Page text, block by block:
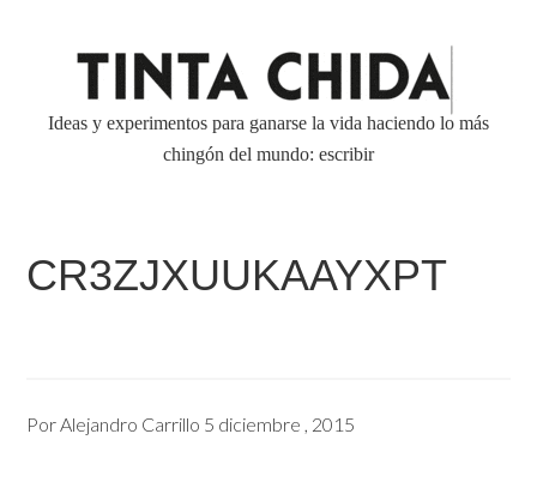
Ideas y experimentos para ganarse la vida haciendo lo más
chingón del mundo: escribir
CR3ZJXUUKAAYXPT
PorAlejandro Carrillo 5 diciembre , 2015